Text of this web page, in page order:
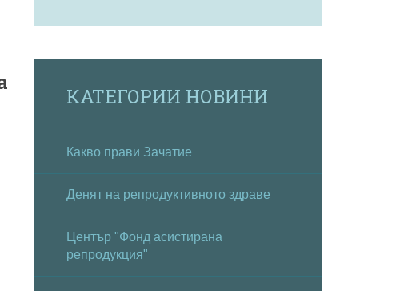
КАТЕГОРИИ НОВИНИ
Какво прави Зачатие
Денят на репродуктивното здраве
Център "Фонд асистирана
репродукция"